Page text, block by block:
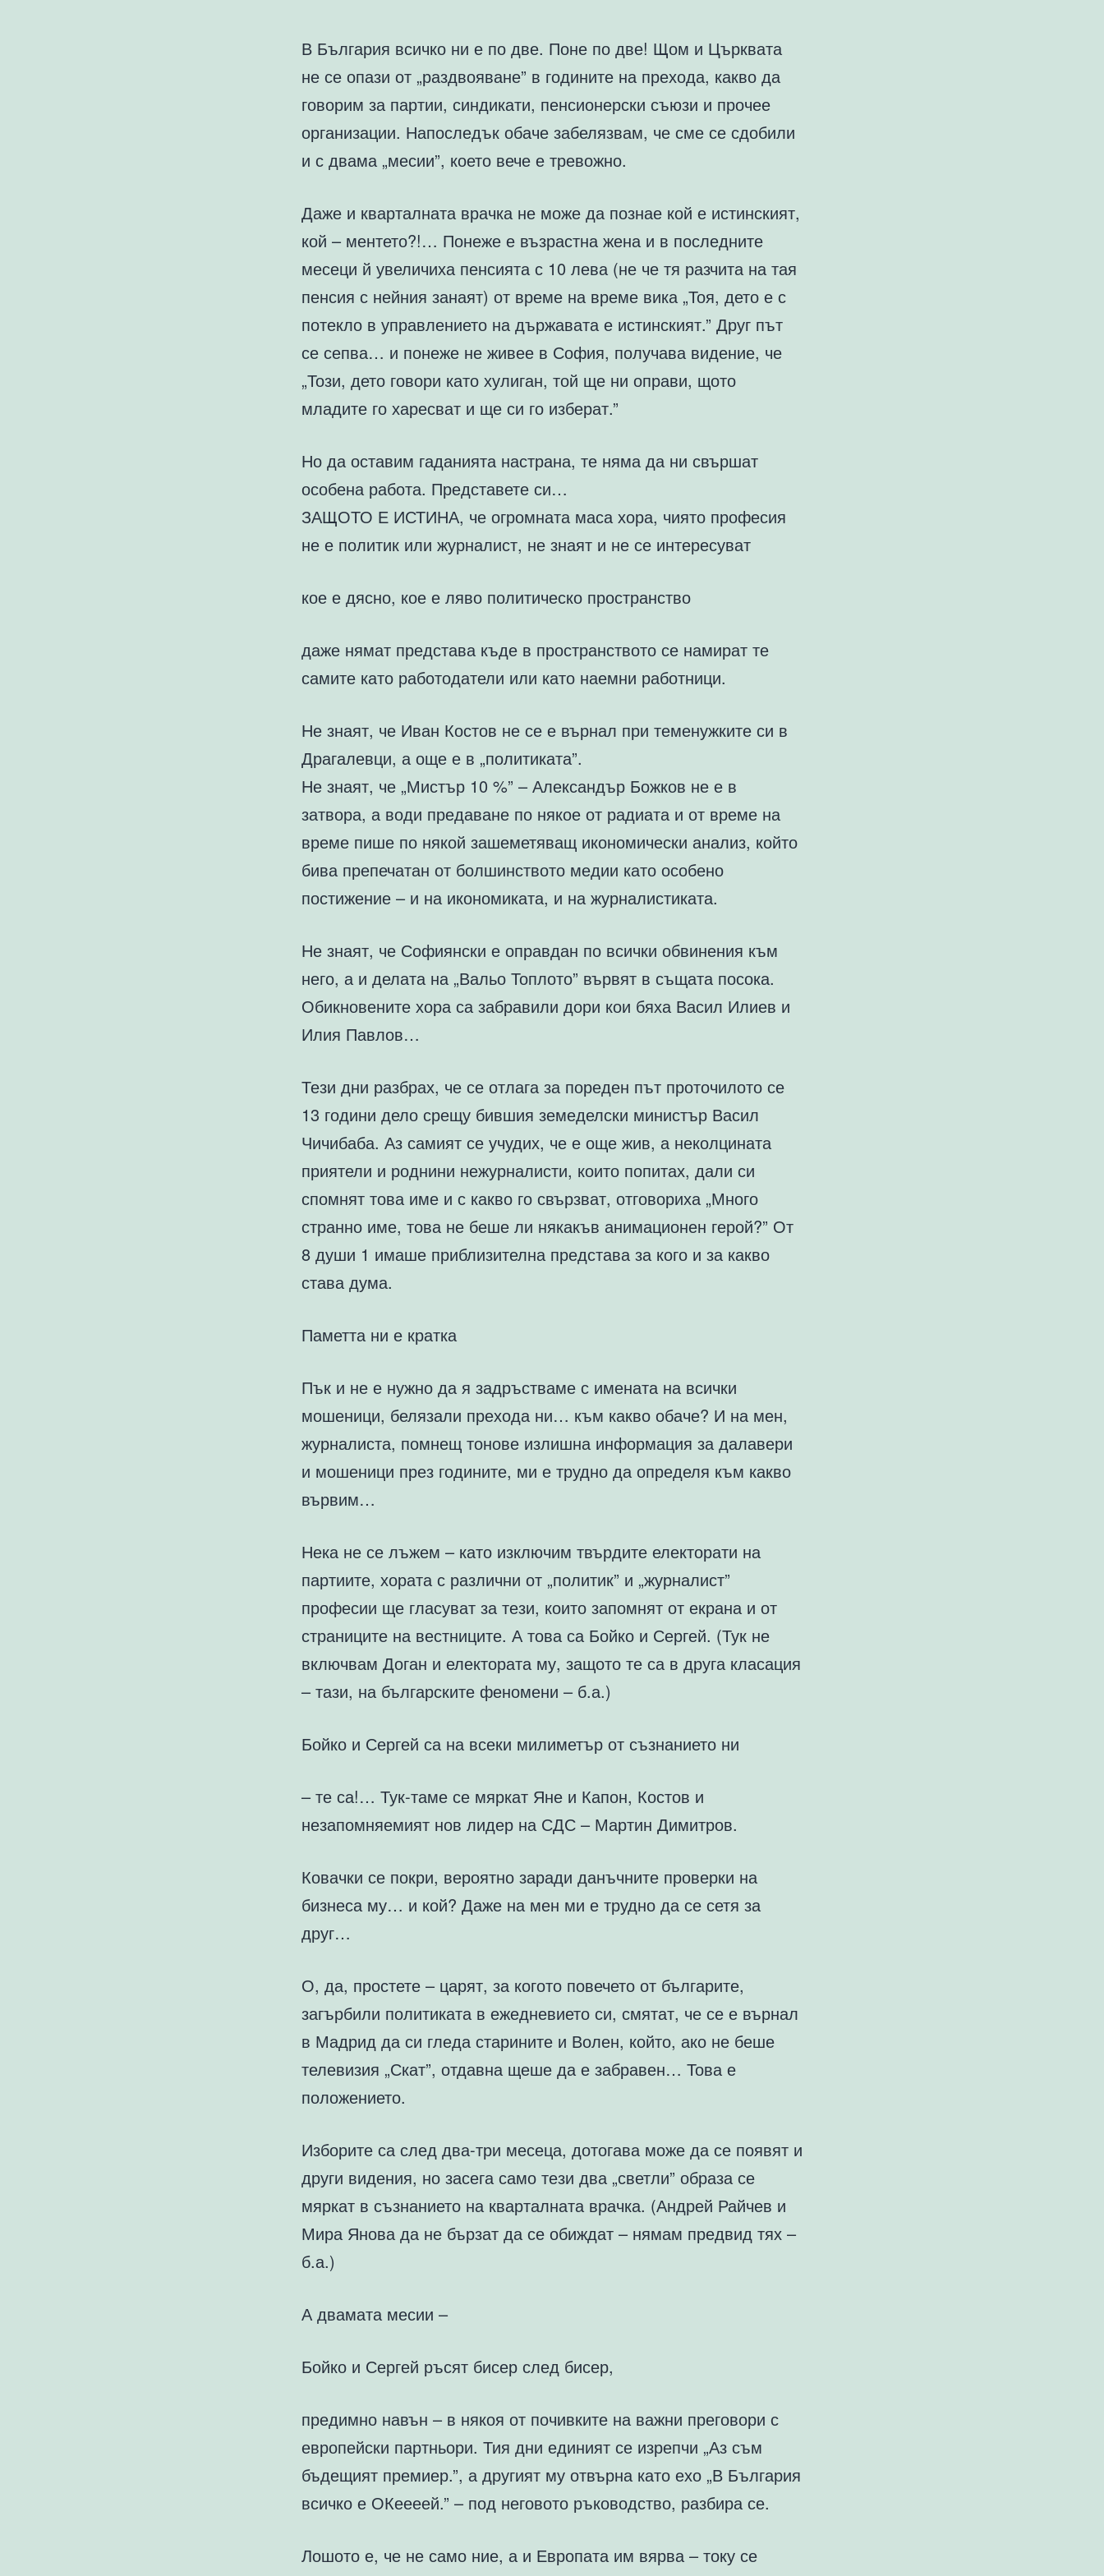
В България всичко ни е по две. Поне по две! Щом и Църквата
не се опази от „раздвояване” в годините на прехода, какво да
говорим за партии, синдикати, пенсионерски съюзи и прочее
организации. Напоследък обаче забелязвам, че сме се сдобили
и с двама „месии”, което вече е тревожно.
Даже и кварталната врачка не може да познае кой е истинският,
кой – ментето?!… Понеже е възрастна жена и в последните
месеци й увеличиха пенсията с 10 лева (не че тя разчита на тая
пенсия с нейния занаят) от време на време вика „Тоя, дето е с
потекло в управлението на държавата е истинският.” Друг път
се сепва… и понеже не живее в София, получава видение, че
„Този, дето говори като хулиган, той ще ни оправи, щото
младите го харесват и ще си го изберат.”
Но да оставим гаданията настрана, те няма да ни свършат
особена работа. Представете си…
ЗАЩОТО Е ИСТИНА, че огромната маса хора, чиято професия
не е политик или журналист, не знаят и не се интересуват
кое е дясно, кое е ляво политическо пространство
даже нямат представа къде в пространството се намират те
самите като работодатели или като наемни работници.
Не знаят, че Иван Костов не се е върнал при теменужките си в
Драгалевци, а още е в „политиката”.
Не знаят, че „Мистър 10 %” – Александър Божков не е в
затвора, а води предаване по някое от радиата и от време на
време пише по някой зашеметяващ икономически анализ, който
бива препечатан от болшинството медии като особено
постижение – и на икономиката, и на журналистиката.
Не знаят, че Софиянски е оправдан по всички обвинения към
него, а и делата на „Вальо Топлото” вървят в същата посока.
Обикновените хора са забравили дори кои бяха Васил Илиев и
Илия Павлов…
Тези дни разбрах, че се отлага за пореден път проточилото се
13 години дело срещу бившия земеделски министър Васил
Чичибаба. Аз самият се учудих, че е още жив, а неколцината
приятели и роднини нежурналисти, които попитах, дали си
спомнят това име и с какво го свързват, отговориха „Много
странно име, това не беше ли някакъв анимационен герой?” От
8 души 1 имаше приблизителна представа за кого и за какво
става дума.
Паметта ни е кратка
Пък и не е нужно да я задръстваме с имената на всички
мошеници, белязали прехода ни… към какво обаче? И на мен,
журналиста, помнещ тонове излишна информация за далавери
и мошеници през годините, ми е трудно да определя към какво
вървим…
Нека не се лъжем – като изключим твърдите електорати на
партиите, хората с различни от „политик” и „журналист”
професии ще гласуват за тези, които запомнят от екрана и от
страниците на вестниците. А това са Бойко и Сергей. (Тук не
включвам Доган и електората му, защото те са в друга класация
– тази, на българските феномени – б.а.)
Бойко и Сергей са на всеки милиметър от съзнанието ни
– те са!… Тук-таме се мяркат Яне и Капон, Костов и
незапомняемият нов лидер на СДС – Мартин Димитров.
Ковачки се покри, вероятно заради данъчните проверки на
бизнеса му… и кой? Даже на мен ми е трудно да се сетя за
друг…
О, да, простете – царят, за когото повечето от българите,
загърбили политиката в ежедневието си, смятат, че се е върнал
в Мадрид да си гледа старините и Волен, който, ако не беше
телевизия „Скат”, отдавна щеше да е забравен… Това е
положението.
Изборите са след два-три месеца, дотогава може да се появят и
други видения, но засега само тези два „светли” образа се
мяркат в съзнанието на кварталната врачка. (Андрей Райчев и
Мира Янова да не бързат да се обиждат – нямам предвид тях –
б.а.)
А двамата месии –
Бойко и Сергей ръсят бисер след бисер,
предимно навън – в някоя от почивките на важни преговори с
европейски партньори. Тия дни единият се изрепчи „Аз съм
бъдещият премиер.”, а другият му отвърна като ехо „В България
всичко е ОКеееей.” – под неговото ръководство, разбира се.
Лошото е, че не само ние, а и Европата им вярва – току се